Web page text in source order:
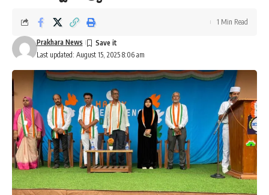
Last updated: August 15, 2025 8:06 am
Prakhara News
1 Min Read